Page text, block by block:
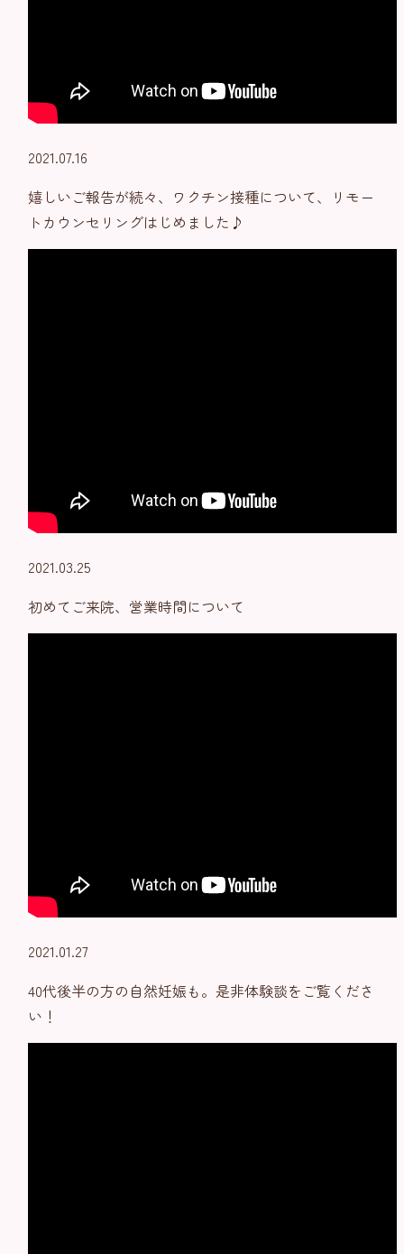
2021.07.16
嬉しいご報告が続々、ワクチン接種について、リモー
トカウンセリングはじめました♪
2021.03.25
初めてご来院、営業時間について
2021.01.27
40代後半の方の自然妊娠も。是非体験談をご覧くださ
い！